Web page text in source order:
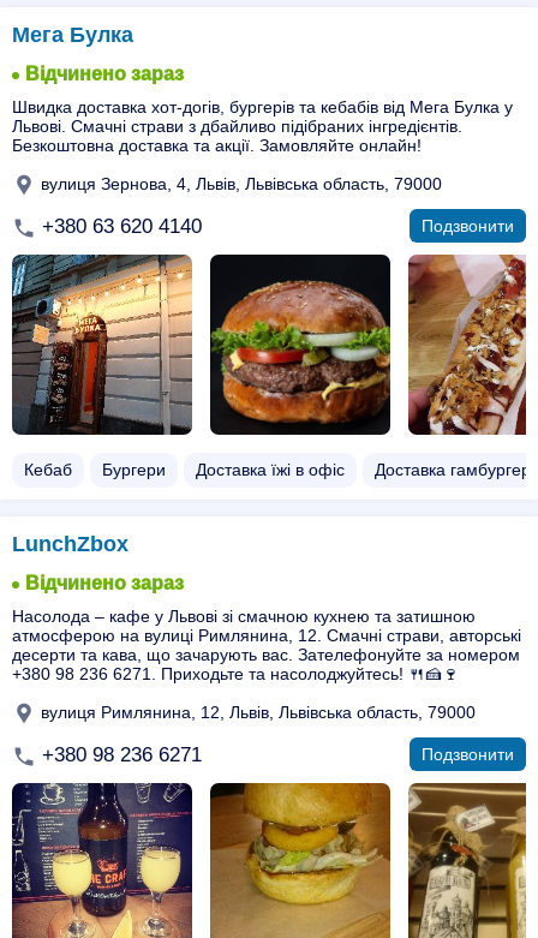
Мега Булка
Відчинено зараз
Швидка доставка хот-догів, бургерів та кебабів від Мега Булка у
Львові. Смачні страви з дбайливо підібраних інгредієнтів.
Безкоштовна доставка та акції. Замовляйте онлайн!
вулиця Зернова, 4, Львів, Львівська область, 79000
+380 63 620 4140 Подзвонити
Кебаб Бургери Доставка їжі в офіс Доставка
LunchZbox
Відчинено зараз
Насолода – кафе у Львові зі смачною кухнею та затишною
атмосферою на вулиці Римлянина, 12. Смачні страви, авторські
десерти та кава, що зачарують вас. Зателефонуйте за номером
+380 98 236 6271. Приходьте та насолоджуйтесь! 🍴🍰🍷
вулиця Римлянина, 12, Львів, Львівська область, 79000
+380 98 236 6271 Подзвонити